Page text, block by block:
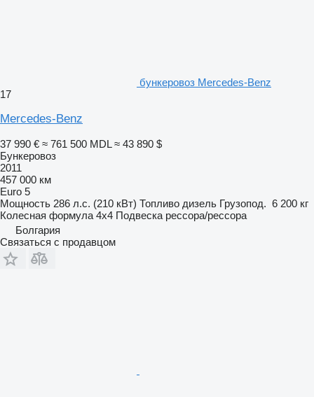
бункеровоз Mercedes-Benz
17
Mercedes-Benz
37 990 € ≈ 761 500 MDL ≈ 43 890 $
Бункеровоз
2011
457 000 км
Euro 5
Мощность 286 л.с. (210 кВт) Топливо дизель Грузопод. 6 200 кг
Колесная формула 4x4 Подвеска рессора/рессора
Болгария
Связаться с продавцом